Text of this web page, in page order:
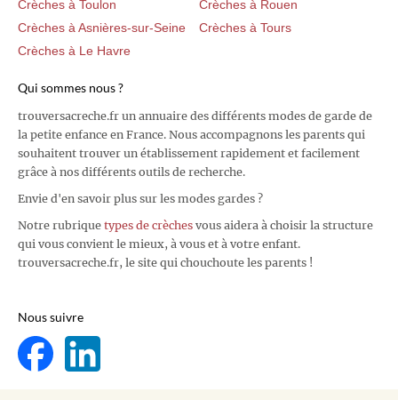
Crèches à Toulon
Crèches à Rouen
Crèches à Asnières-sur-Seine
Crèches à Tours
Crèches à Le Havre
Qui sommes nous ?
trouversacreche.fr un annuaire des différents modes de garde de
la petite enfance en France. Nous accompagnons les parents qui
souhaitent trouver un établissement rapidement et facilement
grâce à nos différents outils de recherche.
Envie d'en savoir plus sur les modes gardes ?
Notre rubrique types de crèches vous aidera à choisir la structure
qui vous convient le mieux, à vous et à votre enfant.
trouversacreche.fr, le site qui chouchoute les parents !
Nous suivre